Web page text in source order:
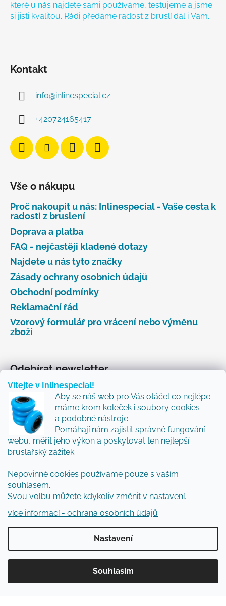
Vítejte v Inlinespecial!
Aby se náš web pro Vás otáčel co nejlépe
máme krom koleček i soubory cookies
a podobné nástroje.
Pomáhají nám zajistit správné fungování
webu, měřit jeho výkon a poskytovat ten nejlepší
bruslařský zážitek.
Nepovinné cookies používáme pouze s vaším
souhlasem.
Svou volbu můžete kdykoliv změnit v nastavení.
více informací - ochrana osobních údajů
Nastavení
Souhlasím
které u nás najdete sami používáme, testujeme a jsme
si jisti kvalitou. Rádi předáme radost z bruslí dál i Vám.
Kontakt
info@inlinespecial.cz
+420724165417
Vše o nákupu
Proč nakoupit u nás: Inlinespecial - Vaše cesta k
radosti z bruslení
Doprava a platba
FAQ - nejčastěji kladené dotazy
Najdete u nás tyto značky
Zásady ochrany osobních údajů
Obchodní podmínky
Reklamační řád
Vzorový formulář pro vrácení nebo výměnu
zboží
Odebírat newsletter
Vložte svůj e-mail a my vám budeme zasílat informace
o nových produktech na našem e-shopu.
Přidejte se k nám a my Vám budeme zasílat ty nejlepší
novinky a tipy.
E-mail
Vložením e-mailu souhlasíte spodmínkami
ochrany osobních údajů
PŘIHLÁSIT SE
Vytvořil Shoptet
Inlinespecial
vyhrazena.Upravit nastavení cookies